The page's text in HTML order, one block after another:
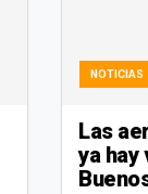
NOTICIAS
Las
ya hay